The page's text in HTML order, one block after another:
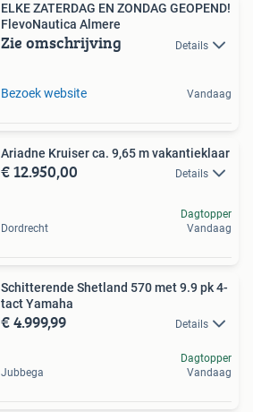
ELKE ZATERDAG EN ZONDAG GEOPEND!
FlevoNautica Almere
Zie omschrijving Details
Bezoek website Vandaag
Ariadne Kruiser ca. 9,65 m vakantieklaar
€ 12.950,00 Details
Dordrecht
Dagtopper
Vandaag
Schitterende Shetland 570 met 9.9 pk 4-
tact Yamaha
€ 4.999,99 Details
Jubbega
Dagtopper
Vandaag